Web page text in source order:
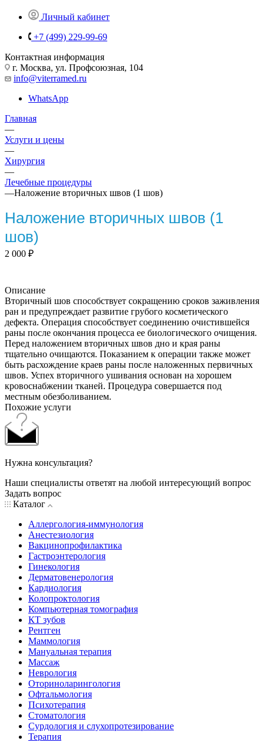
Личный кабинет
+7 (499) 229-99-69
Контактная информация
г. Москва, ул. Профсоюзная, 104
info@viterramed.ru
WhatsApp
Главная
—
Услуги и цены
—
Хирургия
—
Лечебные процедуры
—Наложение вторичных швов (1 шов)
Наложение вторичных швов (1
шов)
2 000 ₽
Описание
Вторичный шов способствует сокращению сроков заживления
ран и предупреждает развитие грубого косметического
дефекта. Операция способствует соединению очистившейся
раны после окончания процесса ее биологического очищения.
Перед наложением вторичных швов дно и края раны
тщательно очищаются. Показанием к операции также может
быть расхождение краев раны после наложенных первичных
швов. Успех вторичного ушивания основан на хорошем
кровоснабжении тканей. Процедура совершается под
местным обезболиванием.
Похожие услуги
Нужна консультация?
Наши специалисты ответят на любой интересующий вопрос
Задать вопрос
Каталог
Аллергология-иммунология
Анестезиология
Вакцинопрофилактика
Гастроэнтерология
Гинекология
Дерматовенерология
Кардиология
Колопроктология
Компьютерная томография
КТ зубов
Рентген
Маммология
Мануальная терапия
Массаж
Неврология
Оториноларингология
Офтальмология
Психотерапия
Стоматология
Сурдология и слухопротезирование
Терапия